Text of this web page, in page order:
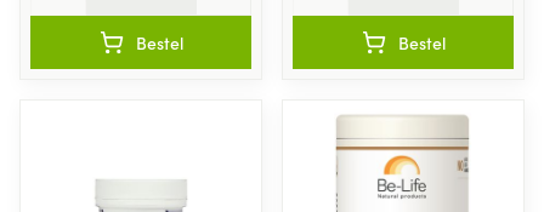
Bestel Bestel